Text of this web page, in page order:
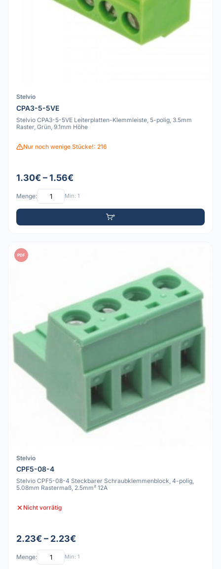
Stelvio
CPA3-5-5VE
Stelvio CPA3-5-5VE Leiterplatten-Klemmleiste, 5-polig, 3.5mm
Raster, Grün, 9.1mm Höhe
Nur noch wenige Stücke!: 216
1.30€ – 1.56€
Menge: Min: 1
PDF
Stelvio
CPF5-08-4
Stelvio CPF5-08-4 Steckbarer Schraubklemmenblock, 4-polig,
5.08mm Rastermaß, 2.5mm² 12A
Nicht vorrätig
2.23€ – 2.23€
Menge: Min: 1